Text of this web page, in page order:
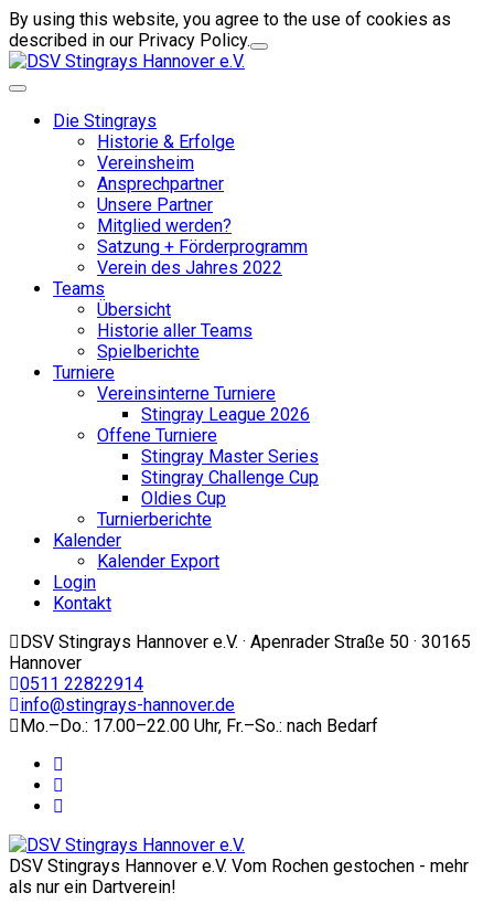
By using this website, you agree to the use of cookies as
described in our Privacy Policy.
Die Stingrays
Historie & Erfolge
Vereinsheim
Ansprechpartner
Unsere Partner
Mitglied werden?
Satzung + Förderprogramm
Verein des Jahres 2022
Teams
Übersicht
Historie aller Teams
Spielberichte
Turniere
Vereinsinterne Turniere
Stingray League 2026
Offene Turniere
Stingray Master Series
Stingray Challenge Cup
Oldies Cup
Turnierberichte
Kalender
Kalender Export
Login
Kontakt
DSV Stingrays Hannover e.V. · Apenrader Straße 50 · 30165
Hannover
0511 22822914
info@stingrays-hannover.de
Mo.–Do.: 17.00–22.00 Uhr, Fr.–So.: nach Bedarf
DSV Stingrays Hannover e.V. Vom Rochen gestochen - mehr
als nur ein Dartverein!